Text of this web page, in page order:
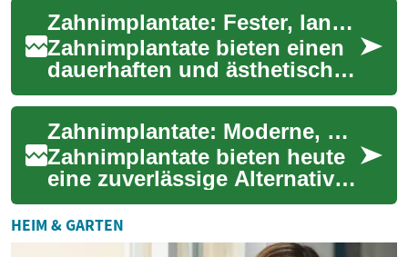
Sie werden fe...
Zahnimplantate: Fester, langlebiger Ersatz für Zähne
Zahnimplantate bieten einen
dauerhaften und ästhetischen
Weg, verlorene Zähne zu
ersetzen. Verankert im
Kieferknochen...
Zahnimplantate: Moderne, dauerhafte Lösung für Zähne
Zahnimplantate bieten heute
eine zuverlässige Alternative
zu Brücken oder
herausnehmbarem
Zahnersatz: Sie ersetzen fe...
HEIM & GARTEN